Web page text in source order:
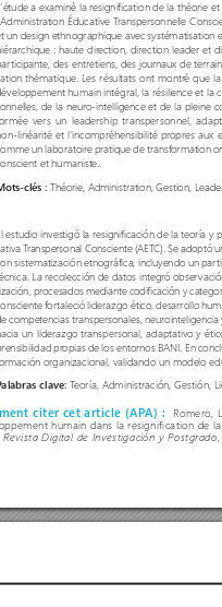
a examiné la resignification de la théorie
Éducative Transpersonnelle
un design ethnographique avec
: haute direction, direction leader et
ticipante, des entretiens, des journaux de
thématique. Les résultats ont montré que
humain intégral, la résilience et
de la neuro-intelligence et de la pleine
vers un leadership transpersonnel,
linéarité et l'incompréhensibilité propres aux
un laboratoire pratique de transformation or
et humaniste..
clés : Théorie, Administration, Gestion,
estudio investigó la resignificación de la teoría y
Transpersonal Consciente (AETC). Se adoptó
sistematización etnográfica, incluyendo un par
La recolección de datos integró obser
procesados mediante codificación y
fortaleció liderazgo ético, desarrollo
competencias transpersonales,
un liderazgo transpersonal, adaptativo y
propias de los entornos BANI. En
organizacional, validando un modelo
alabras clave: Teoría, Administración, Gestión,
citer cet article (APA) : Romero,
humain dans la resignification de
Revista Digital de Investigación y Postgrado,